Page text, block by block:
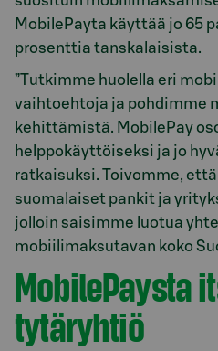
MobilePayta käyttää jo 65
prosenttia tanskalaisista.
”Tutkimme huolella eri
vaihtoehtoja ja pohdimme
kehittämistä. MobilePay
helppokäyttöiseksi ja jo
ratkaisuksi. Toivomme,
suomalaiset pankit ja
jolloin saisimme luotua
mobiilimaksutavan koko
MobilePaysta
tytäryhtiö